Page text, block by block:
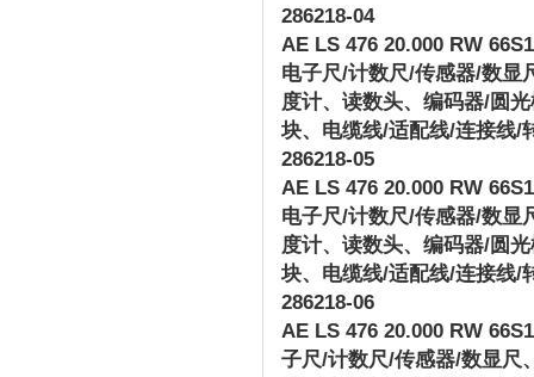
286218-04
AE LS 476 20.000 RW
电子尺/计数尺/传感器/数显
度计、读数头、编码器/圆
块、电缆线/适配线/连接线/
286218-05
AE LS 476 20.000 RW
电子尺/计数尺/传感器/数显
度计、读数头、编码器/圆
块、电缆线/适配线/连接线/
286218-06
AE LS 476 20.000 RW
子尺/计数尺/传感器/数显尺